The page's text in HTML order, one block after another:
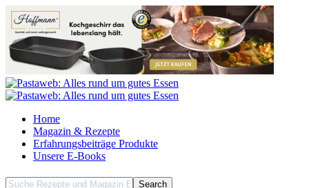
Home
Magazin & Rezepte
Erfahrungsbeiträge Produkte
Unsere E-Books